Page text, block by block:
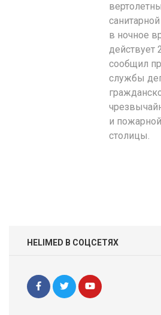
в ночное
действует
сообщил
службы
и
столицы.
HELIMED В СОЦСЕТЯХ